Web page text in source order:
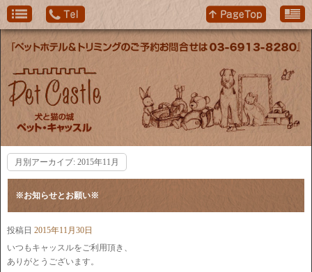
月別アーカイブ: 2015年11月
※お知らせとお願い※
投稿日 2015年11月30日
いつもキャッスルをご利用頂き、
ありがとうございます。